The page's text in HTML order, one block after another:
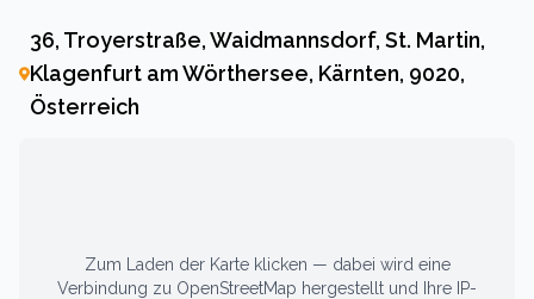
36, Troyerstraße, Waidmannsdorf, St. Martin,
Klagenfurt am Wörthersee, Kärnten, 9020,
Österreich
Zum Laden der Karte klicken — dabei wird eine
Verbindung zu OpenStreetMap hergestellt und Ihre IP-